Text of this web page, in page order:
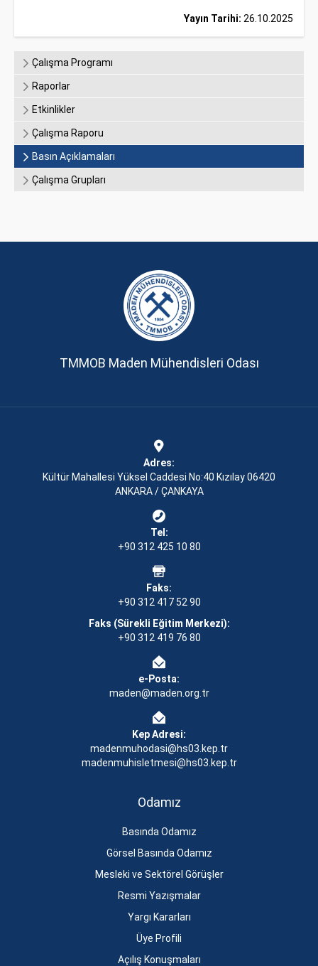
Yayın Tarihi: 26.10.2025
Çalışma Programı
Raporlar
Etkinlikler
Çalışma Raporu
Basın Açıklamaları
Çalışma Grupları
TMMOB Maden Mühendisleri Odası
Adres:
Kültür Mahallesi Yüksel Caddesi No:40 Kızılay 06420
ANKARA / ÇANKAYA
Tel:
+90 312 425 10 80
Faks:
+90 312 417 52 90
Faks (Sürekli Eğitim Merkezi):
+90 312 419 76 80
e-Posta:
maden@maden.org.tr
Kep Adresi:
madenmuhodasi@hs03.kep.tr
madenmuhisletmesi@hs03.kep.tr
Odamız
Basında Odamız
Görsel Basında Odamız
Mesleki ve Sektörel Görüşler
Resmi Yazışmalar
Yargı Kararları
Üye Profili
Açılış Konuşmaları